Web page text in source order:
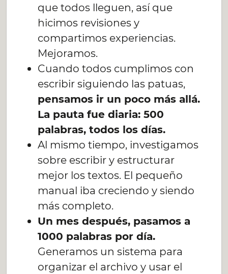
que todos lleguen, así que
hicimos revisiones y
compartimos experiencias.
Mejoramos.
Cuando todos cumplimos con
escribir siguiendo las patuas,
pensamos ir un poco más allá.
La pauta fue diaria: 500
palabras, todos los días.
Al mismo tiempo, investigamos
sobre escribir y estructurar
mejor los textos. El pequeño
manual iba creciendo y siendo
más completo.
Un mes después, pasamos a
1000 palabras por día.
Generamos un sistema para
organizar el archivo y usar el